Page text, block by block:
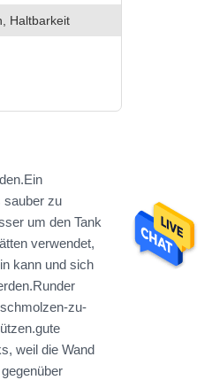
Haltbarkeit
sauber zu
um den Tank
verwendet,
kann und sich
zu-
weil die Wand